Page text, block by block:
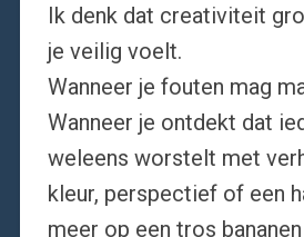
Ik denk dat creativiteit
je veilig voelt.
Wanneer je fouten mag
Wanneer je ontdekt dat
weleens worstelt met
kleur, perspectief of een
meer op een tros